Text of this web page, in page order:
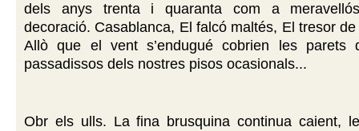
dels anys trenta i quaranta com a
decoració. Casablanca, El falcó maltés, El tresor
Allò que el vent s’endugué cobrien les parets
passadissos dels nostres pisos ocasionals...
Obr els ulls. La fina brusquina continua caient,